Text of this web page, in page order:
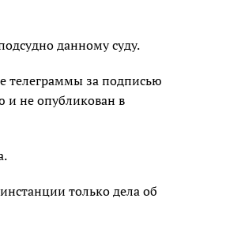
данному суду.
телеграммы за подписью
и не опубликован в
только дела об